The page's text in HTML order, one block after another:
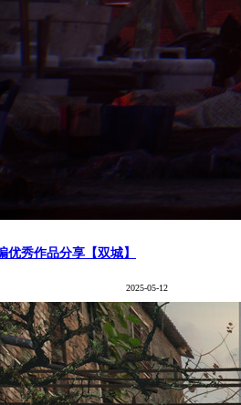
优秀作品分享【双城】
2025-05-12